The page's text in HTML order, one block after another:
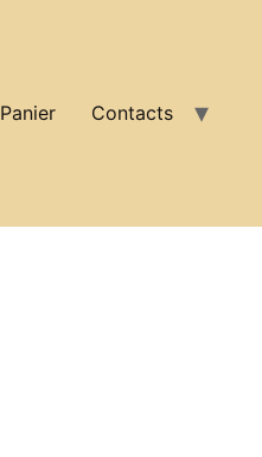
Panier Contacts